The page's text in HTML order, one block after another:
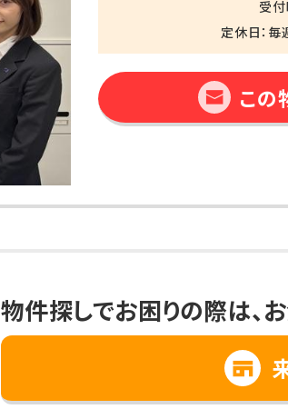
受
定休日：毎
この
物件探しでお困りの際は、